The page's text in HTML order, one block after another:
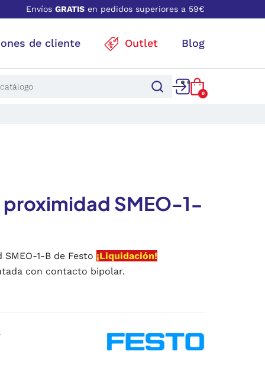
Envíos GRATIS en pedidos superiores a 59€
de cliente Outlet Blog
0
proximidad SMEO-1-
1-B de Festo ¡Liquidación!
con contacto bipolar.